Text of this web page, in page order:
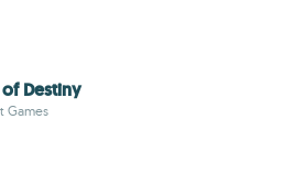
Destiny
Games